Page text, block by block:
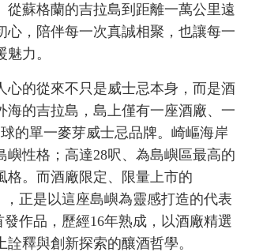
蘇格蘭的吉拉島到距離一萬公里遠
，陪伴每一次真誠相聚，也讓每一
力。
心的從來不只是威士忌本身，而是酒
的吉拉島，島上僅有一座酒廠、一
的單一麥芽威士忌品牌。崎嶇海岸
性格；高達28呎、為島嶼區最高的
格。而酒廠限定、限量上市的
，正是以這座島嶼為靈感打造的代表
作品，歷經16年熟成，以酒廠精選
釋與創新探索的釀酒哲學。